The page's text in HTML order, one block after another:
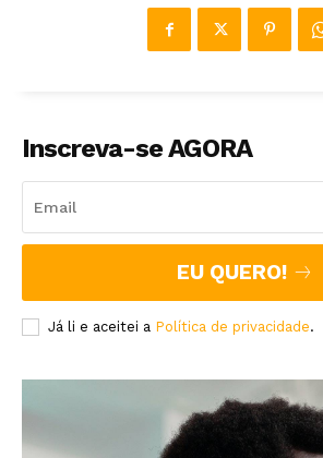
Inscreva-se AGORA
EU QUERO!
Já li e aceitei a Política de privacidade.